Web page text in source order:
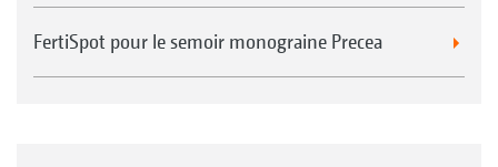
FertiSpot pour le semoir monograine Precea